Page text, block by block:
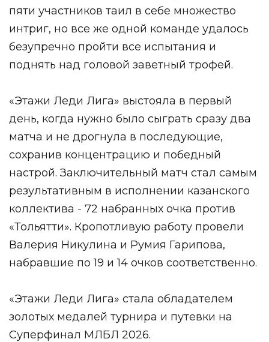
пяти участников таил в себе множество
интриг, но все же одной команде удалось
безупречно пройти все испытания и
поднять над головой заветный трофей.
«Этажи Леди Лига» выстояла в первый
день, когда нужно было сыграть сразу два
матча и не дрогнула в последующие,
сохранив концентрацию и победный
настрой. Заключительный матч стал самым
результативным в исполнении казанского
коллектива - 72 набранных очка против
«Тольятти». Кропотливую работу провели
Валерия Никулина и Румия Гарипова,
набравшие по 19 и 14 очков соответственно.
«Этажи Леди Лига» стала обладателем
золотых медалей турнира и путевки на
Суперфинал МЛБЛ 2026.